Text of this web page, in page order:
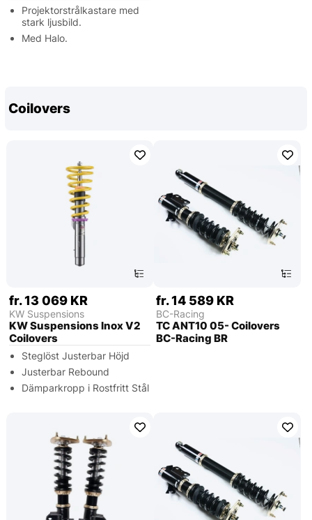
Projektorstrålkastare med
stark ljusbild.
Med Halo.
Coilovers
fr. 13 069 KR
KW Suspensions
KW Suspensions Inox V2
Coilovers
Steglöst Justerbar Höjd
Justerbar Rebound
Dämparkropp i Rostfritt Stål
fr. 14 589 KR
BC-Racing
TC ANT10 05- Coilovers
BC-Racing BR